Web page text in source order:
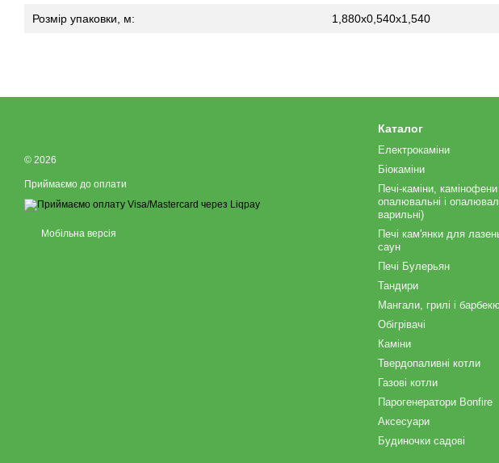
Розмір упаковки, м: 1,880х0,540х1,540
© 2026
Приймаємо до оплати
Мобільна версія
Каталог
Електрокаміни
Біокаміни
Печі-каміни, камінофени
опалювальні і
варильні)
Печі кам'янки для
саун
Печі Булерьян
Тандири
Мангали, грилі і
Обігрівачі
Каміни
Твердопаливні котли
Газові котли
Парогенератори Bonfire
Аксесуари
Будиночки садові